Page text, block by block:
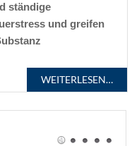
ständige
und greifen
WEITERLESEN…